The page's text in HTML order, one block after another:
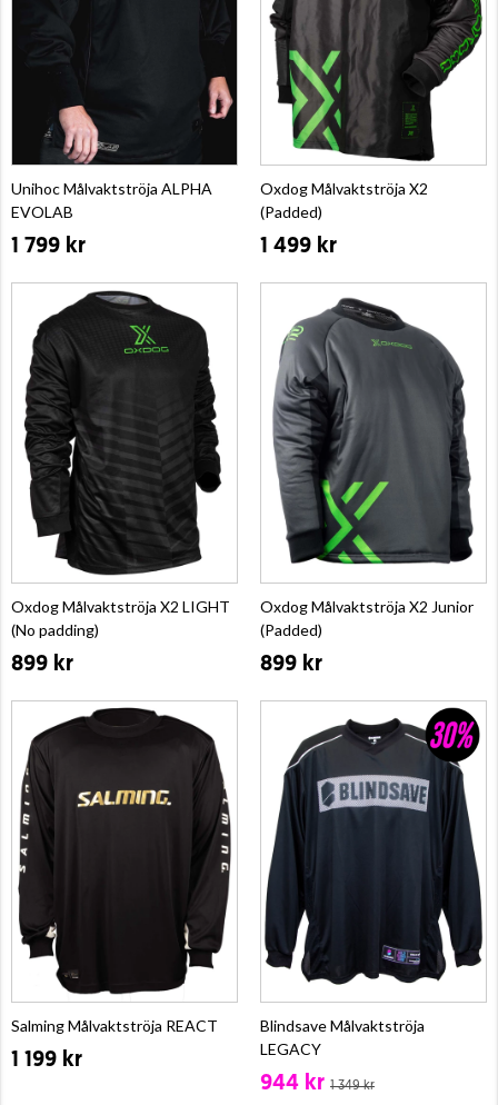
Unihoc Målvaktströja ALPHA
EVOLAB
1 799 kr
Oxdog Målvaktströja X2
(Padded)
1 499 kr
Oxdog Målvaktströja X2 LIGHT
(No padding)
899 kr
Oxdog Målvaktströja X2 Junior
(Padded)
899 kr
Salming Målvaktströja REACT
1 199 kr
Blindsave Målvaktströja
LEGACY
944 kr 1 349 kr